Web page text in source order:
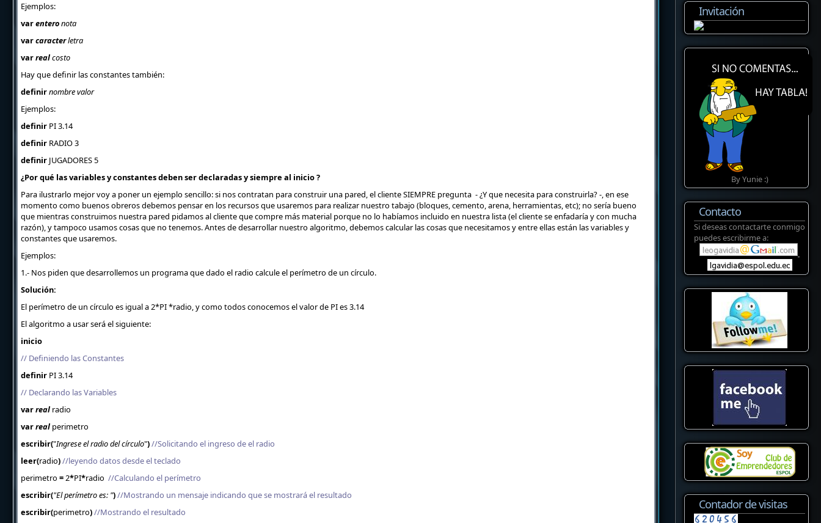
Ejemplos:
varenteronota
varcaracterletra
varrealcosto
Hay que definir las constantes también:
definirnombre valor
Ejemplos:
definir PI 3.14
definir RADIO 3
definir JUGADORES 5
¿Por qué las variables y constantes deben ser declaradas y siempre al inicio ?
Para ilustrarlo mejor voy a poner un ejemplo sencillo: si nos contratan para construir una pared, el cliente SIEMPRE pregunta - ¿Y que necesita para construirla? -, en ese
momento como buenos obreros debemos pensar en los recursos que usaremos para realizar nuestro tabajo (bloques, cemento, arena, herramientas, etc); no sería bueno
que mientras construimos nuestra pared pidamos al cliente que compre más material porque no lo habíamos incluido en nuestra lista (el cliente se enfadaría y con mucha
razón), y tampoco usamos cosas que no tenemos. Antes de desarrollar nuestro algoritmo, debemos calcular las cosas que necesitamos y entre ellas están las variables y
constantes que usaremos.
Ejemplos:
1.- Nos piden que desarrollemos un programa que dado el radio calcule el perímetro de un círculo.
Solución:
El perímetro de un círculo es igual a 2*PI *radio, y como todos conocemos el valor de PI es 3.14
El algoritmo a usar será el siguiente:
inicio
// Definiendo las Constantes
definir PI 3.14
// Declarando las Variables
varreal radio
varreal perimetro
escribir("Ingrese el radio del círculo")//Solicitando el ingreso de el radio
leer(radio)//leyendo datos desde el teclado
perimetro =2*PI*radio //Calculando el perímetro
escribir("El perímetro es: ")//Mostrando un mensaje indicando que se mostrará el resultado
escribir(perimetro)//Mostrando el resultado
Invitación
By Yunie :)
Contacto
Si deseas contactarte conmigo
puedes escribirme a:
Contador de visitas